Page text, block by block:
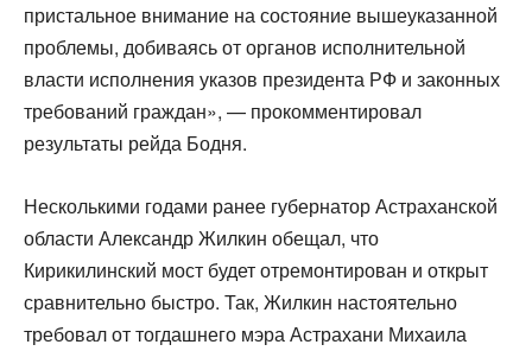
пристальное внимание на состояние вышеуказанной
проблемы, добиваясь от органов исполнительной
власти исполнения указов президента РФ и законных
требований граждан», — прокомментировал
результаты рейда Бодня.
Несколькими годами ранее губернатор Астраханской
области Александр Жилкин обещал, что
Кирикилинский мост будет отремонтирован и открыт
сравнительно быстро. Так, Жилкин настоятельно
требовал от тогдашнего мэра Астрахани Михаила